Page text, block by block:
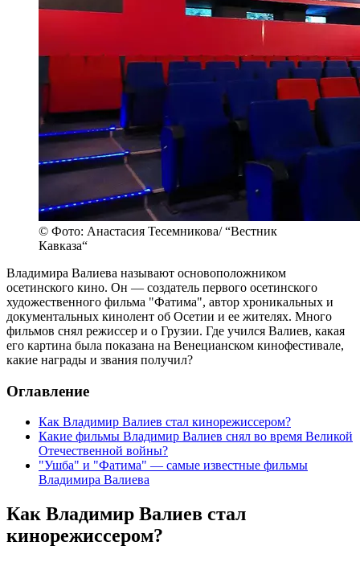
© Фото: Анастасия Тесемникова/ “Вестник
Кавказа“
Владимира Валиева называют основоположником
осетинского кино. Он — создатель первого осетинского
художественного фильма "Фатима", автор хроникальных и
документальных кинолент об Осетии и ее жителях. Много
фильмов снял режиссер и о Грузии. Где учился Валиев, какая
его картина была показана на Венецианском кинофестивале,
какие награды и звания получил?
Оглавление
Как Владимир Валиев стал кинорежиссером?
Какие фильмы Владимир Валиев снял во время Великой
Отечественной войны?
"Ушба" и "Фатима" — самые известные фильмы
Владимира Валиева
Как Владимир Валиев стал
кинорежиссером?